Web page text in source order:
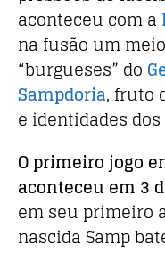
aconteceu com a
na fusão um
“burgueses” do
Sampdoria, fruto
e identidades dos
O primeiro jogo
aconteceu em 3
em seu primeiro
nascida Samp